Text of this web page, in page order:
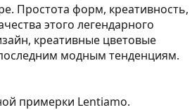
Простота форм, креативность,
этого легендарного
креативные цветовые
модным тенденциям.
примерки Lentiamo.